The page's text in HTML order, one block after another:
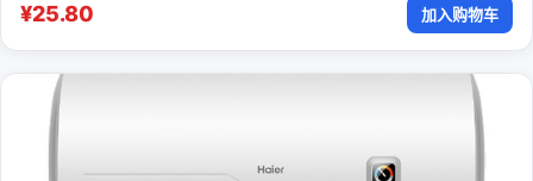
¥25.80 加入购物车